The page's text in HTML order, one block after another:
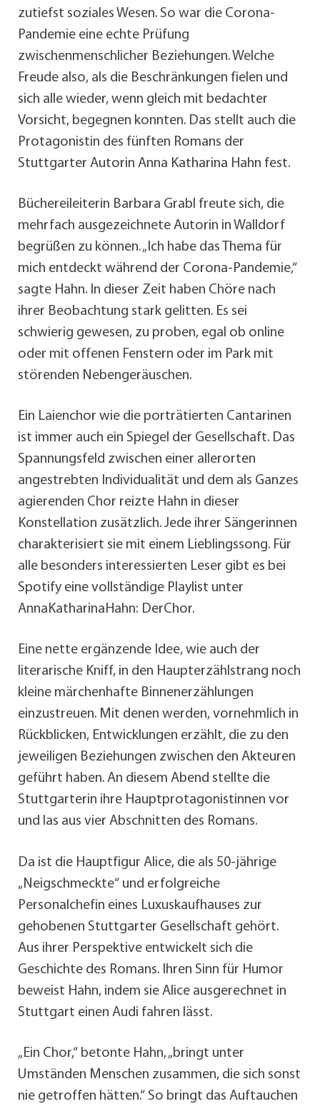
zutiefst soziales Wesen. So war die Corona-
Pandemie eine echte Prüfung
zwischenmenschlicher Beziehungen. Welche
Freude also, als die Beschränkungen fielen und
sich alle wieder, wenn gleich mit bedachter
Vorsicht, begegnen konnten. Das stellt auch die
Protagonistin des fünften Romans der
Stuttgarter Autorin Anna Katharina Hahn fest.
Büchereileiterin Barbara Grabl freute sich, die
mehrfach ausgezeichnete Autorin in Walldorf
begrüßen zu können. „Ich habe das Thema für
mich entdeckt während der Corona-Pandemie,“
sagte Hahn. In dieser Zeit haben Chöre nach
ihrer Beobachtung stark gelitten. Es sei
schwierig gewesen, zu proben, egal ob online
oder mit offenen Fenstern oder im Park mit
störenden Nebengeräuschen.
Ein Laienchor wie die porträtierten Cantarinen
ist immer auch ein Spiegel der Gesellschaft. Das
Spannungsfeld zwischen einer allerorten
angestrebten Individualität und dem als Ganzes
agierenden Chor reizte Hahn in dieser
Konstellation zusätzlich. Jede ihrer Sängerinnen
charakterisiert sie mit einem Lieblingssong. Für
alle besonders interessierten Leser gibt es bei
Spotify eine vollständige Playlist unter
AnnaKatharinaHahn: DerChor.
Eine nette ergänzende Idee, wie auch der
literarische Kniff, in den Haupterzählstrang noch
kleine märchenhafte Binnenerzählungen
einzustreuen. Mit denen werden, vornehmlich in
Rückblicken, Entwicklungen erzählt, die zu den
jeweiligen Beziehungen zwischen den Akteuren
geführt haben. An diesem Abend stellte die
Stuttgarterin ihre Hauptprotagonistinnen vor
und las aus vier Abschnitten des Romans.
Da ist die Hauptfigur Alice, die als 50-jährige
„Neigschmeckte“ und erfolgreiche
Personalchefin eines Luxuskaufhauses zur
gehobenen Stuttgarter Gesellschaft gehört.
Aus ihrer Perspektive entwickelt sich die
Geschichte des Romans. Ihren Sinn für Humor
beweist Hahn, indem sie Alice ausgerechnet in
Stuttgart einen Audi fahren lässt.
„Ein Chor,“ betonte Hahn, „bringt unter
Umständen Menschen zusammen, die sich sonst
nie getroffen hätten.“ So bringt das Auftauchen